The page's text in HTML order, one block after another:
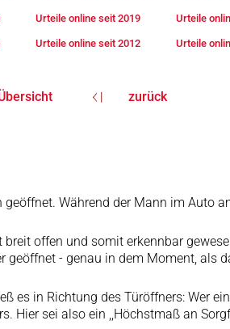
Urteile online seit 2019 Urteile
Urteile online seit 2012 Urteile
zurück
Während der Mann im Auto
offen und somit erkennbar
geöffnet - genau in dem Moment, als
es in Richtung des Türöffners: Wer
Hier sei also ein ,,Höchstmaß an